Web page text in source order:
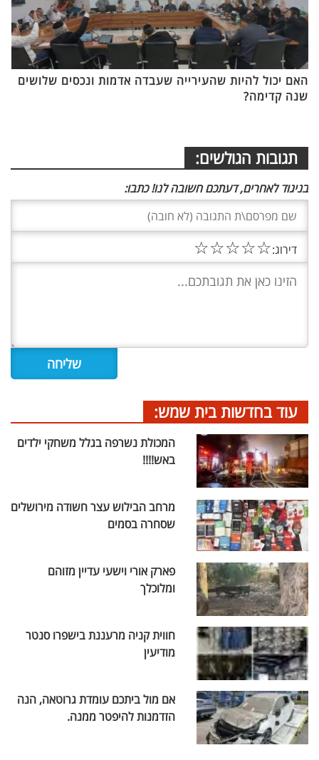
האם יכול להיות שהעירייה שעבדה אדמות ונכסים שלושים
שנה קדימה?
תגובות הגולשים:
בניגוד לאחרים, דעתכם חשובה לנו! כתבו:
דירוג:☆
☆
☆
☆
☆
עוד בחדשות בית שמש:
המכולת נשרפה בגלל משחקי ילדים
באש!!!!
מרחב הבילוש עצר חשודה מירושלים
שסחרה בסמים
פארק אורי וישעי עדיין מזוהם
ומלוכלך
חווית קניה מרעננת בישפרו סנטר
מודיעין
אם מול ביתכם עומדת גרוטאה, הנה
הזדמנות להיפטר ממנה.